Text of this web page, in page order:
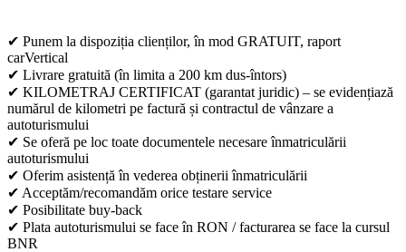
✔ Punem la dispoziția clienților, în mod GRATUIT, raport
carVertical
✔ Livrare gratuită (în limita a 200 km dus-întors)
✔ KILOMETRAJ CERTIFICAT (garantat juridic) – se evidențiază
numărul de kilometri pe factură și contractul de vânzare a
autoturismului
✔ Se oferă pe loc toate documentele necesare înmatriculării
autoturismului
✔ Oferim asistență în vederea obținerii înmatriculării
✔ Acceptăm/recomandăm orice testare service
✔ Posibilitate buy-back
✔ Plata autoturismului se face în RON / facturarea se face la cursul
BNR